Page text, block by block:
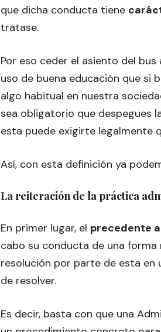
que dicha conducta tiene
tratase.
Por eso ceder el asiento del
uso de buena educación que si
algo habitual en nuestra
sea obligatorio que despegues
esta puede exigirte legalmente
Así, con esta definición ya
La reiteración de la práctica
En primer lugar, el precedente
cabo su conducta de una
resolución por parte de esta
de resolver.
Es decir, basta con que una